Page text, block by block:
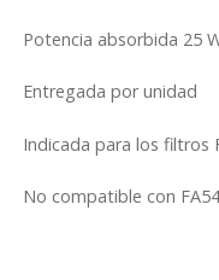
Potencia absorbida 25
Entregada por unidad
Indicada para los filtros
No compatible con